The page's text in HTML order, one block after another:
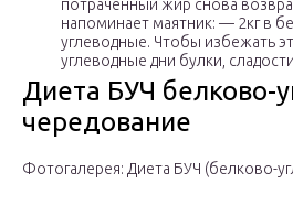
потраченный жир снова
напоминает маятник: — 2кг в
углеводные. Чтобы избежать
углеводные дни булки,
Диета БУЧ белково-
чередование
Фотогалерея: Диета БУЧ (белково-